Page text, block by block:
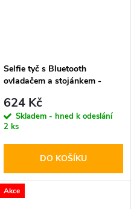
Selfie tyč s Bluetooth
ovladačem a stojánkem -
Stick Tripod
624 Kč
Skladem - hned k odeslání
2 ks
DO KOŠÍKU
Akce